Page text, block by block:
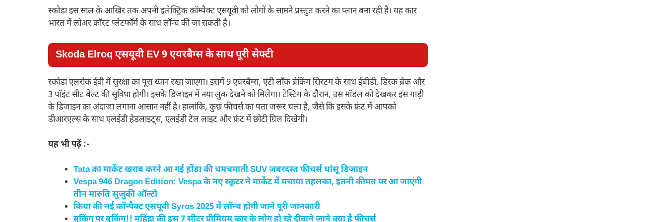
स्कोडा इस साल के आखिर तक अपनी इलेक्ट्रिक कॉम्पैक्ट एसयूवी को लोगों के सामने प्रस्तुत करने का प्लान बना रही है। यह कार
भारत में लोअर कॉस्ट प्लेटफॉर्म के साथ लॉन्च की जा सकती है।
Skoda Elroq एसयूवीEV9 एयरबैग्स के साथ पूरी सेफ्टी
स्कोडा एलरोक ईवी में सुरक्षा का पूरा ध्यान रखा जाएगा। इसमें 9 एयरबैग्स, एंटी लॉक ब्रेकिंग सिस्टम के साथ ईबीडी, डिस्क ब्रेक और
3 पॉइंट सीट बेल्ट की सुविधा होगी। इसके डिजाइन में नया लुक देखने को मिलेगा। टेस्टिंग के दौरान, उस मॉडल को देखकर इस गाड़ी
के डिजाइन का अंदाजा लगाना आसान नहीं है। हालांकि, कुछ फीचर्स का पता जरूर चला है, जैसे कि इसके फ्रंट में आपको
डीआरएल्स के साथ एलईडी हेडलाइट्स, एलईडी टेल लाइट और फ्रंट में छोटी ग्रिल दिखेगी।
यह भी पढ़ें :-
Tata का मार्केट खराब करने आ गई होंडा की चमचमाती SUV जबरदस्त फीचर्स धांसू डिजाइन
Vespa 946 Dragon Edition: Vespa के नए स्कूटर ने मार्केट में मचाया तहलका, इतनी कीमत पर आ जाएंगी
तीन मारुति सुजुकी ऑल्टो
किया की नई कॉन्पैक्ट एसयूवी Syros 2025 में लॉन्च होगी जाने पूरी जानकारी
बुकिंग पर बुकिंग!! महिंद्रा की इस 7 सीटर प्रीमियम कार के लोग हो रहे दीवाने जाने क्या है फीचर्स